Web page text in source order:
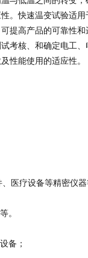
。快速温变试验适
提高产品的可靠性
考核、和确定电工
性能使用的适应性。
医疗设备等精密仪
。
备；